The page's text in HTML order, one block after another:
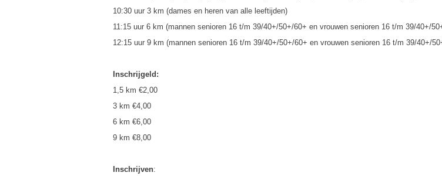
10:30 uur 3 km (dames en heren van alle leeftijden)
11:15 uur 6 km (mannen senioren 16 t/m 39/40+/50+/60+ en vrouwen senioren 16 t/m 39/40+/
12:15 uur 9 km (mannen senioren 16 t/m 39/40+/50+/60+ en vrouwen senioren 16 t/m 39/40+/
Inschrijgeld:
1,5 km €2,00
3 km €4,00
6 km €6,00
9 km €8,00
Inschrijven: